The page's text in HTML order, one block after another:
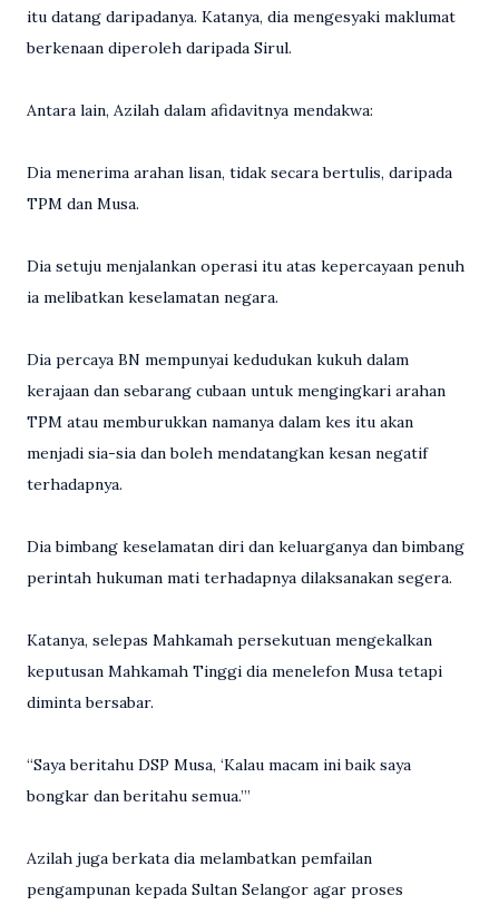
itu datang daripadanya. Katanya, dia mengesyaki maklumat
berkenaan diperoleh daripada Sirul.
Antara lain, Azilah dalam afidavitnya mendakwa:
Dia menerima arahan lisan, tidak secara bertulis, daripada
TPM dan Musa.
Dia setuju menjalankan operasi itu atas kepercayaan penuh
ia melibatkan keselamatan negara.
Dia percaya BN mempunyai kedudukan kukuh dalam
kerajaan dan sebarang cubaan untuk mengingkari arahan
TPM atau memburukkan namanya dalam kes itu akan
menjadi sia-sia dan boleh mendatangkan kesan negatif
terhadapnya.
Dia bimbang keselamatan diri dan keluarganya dan bimbang
perintah hukuman mati terhadapnya dilaksanakan segera.
Katanya, selepas Mahkamah persekutuan mengekalkan
keputusan Mahkamah Tinggi dia menelefon Musa tetapi
diminta bersabar.
“Saya beritahu DSP Musa, ‘Kalau macam ini baik saya
bongkar dan beritahu semua.’”
Azilah juga berkata dia melambatkan pemfailan
pengampunan kepada Sultan Selangor agar proses